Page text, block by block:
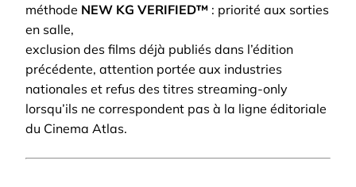
méthode NEW KG VERIFIED™ : priorité aux sorties
en salle,
exclusion des films déjà publiés dans l’édition
précédente, attention portée aux industries
nationales et refus des titres streaming-only
lorsqu’ils ne correspondent pas à la ligne éditoriale
du Cinema Atlas.